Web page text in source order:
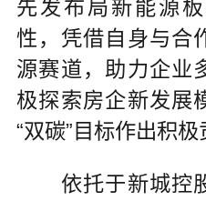
先发布局新能源
性，凭借自身与合
源赛道，助力企业
极探索房企新发展
“双碳”目标作出积极
依托于新城控